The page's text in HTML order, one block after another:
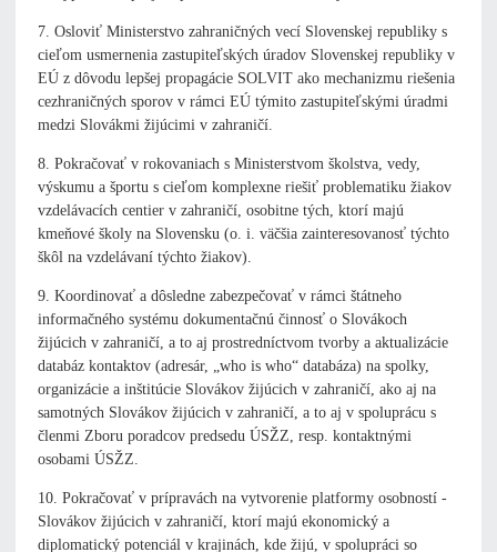
7. Osloviť Ministerstvo zahraničných vecí Slovenskej republiky s
cieľom usmernenia zastupiteľských úradov Slovenskej republiky v
EÚ z dôvodu lepšej propagácie SOLVIT ako mechanizmu riešenia
cezhraničných sporov v rámci EÚ týmito zastupiteľskými úradmi
medzi Slovákmi žijúcimi v zahraničí.
8. Pokračovať v rokovaniach s Ministerstvom školstva, vedy,
výskumu a športu s cieľom komplexne riešiť problematiku žiakov
vzdelávacích centier v zahraničí, osobitne tých, ktorí majú
kmeňové školy na Slovensku (o. i. väčšia zainteresovanosť týchto
škôl na vzdelávaní týchto žiakov).
9. Koordinovať a dôsledne zabezpečovať v rámci štátneho
informačného systému dokumentačnú činnosť o Slovákoch
žijúcich v zahraničí, a to aj prostredníctvom tvorby a aktualizácie
databáz kontaktov (adresár, „who is who“ databáza) na spolky,
organizácie a inštitúcie Slovákov žijúcich v zahraničí, ako aj na
samotných Slovákov žijúcich v zahraničí, a to aj v spoluprácu s
členmi Zboru poradcov predsedu ÚSŽZ, resp. kontaktnými
osobami ÚSŽZ.
10. Pokračovať v prípravách na vytvorenie platformy osobností -
Slovákov žijúcich v zahraničí, ktorí majú ekonomický a
diplomatický potenciál v krajinách, kde žijú, v spolupráci so